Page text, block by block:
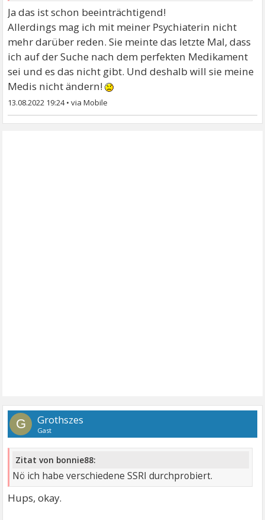
Ja das ist schon beeinträchtigend!
Allerdings mag ich mit meiner Psychiaterin nicht
mehr darüber reden. Sie meinte das letzte Mal, dass
ich auf der Suche nach dem perfekten Medikament
sei und es das nicht gibt. Und deshalb will sie meine
Medis nicht ändern!
13.08.2022 19:24•
G Grothszes
Gast
Zitat von bonnie88:
Nö ich habe verschiedene SSRI durchprobiert.
Hups, okay.